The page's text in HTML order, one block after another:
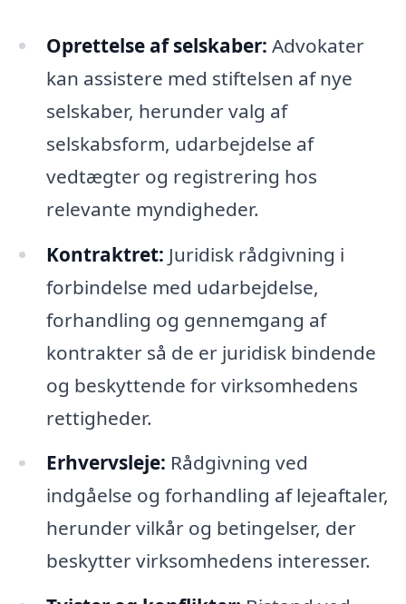
Oprettelse af selskaber: Advokater
kan assistere med stiftelsen af nye
selskaber, herunder valg af
selskabsform, udarbejdelse af
vedtægter og registrering hos
relevante myndigheder.
Kontraktret: Juridisk rådgivning i
forbindelse med udarbejdelse,
forhandling og gennemgang af
kontrakter så de er juridisk bindende
og beskyttende for virksomhedens
rettigheder.
Erhvervsleje: Rådgivning ved
indgåelse og forhandling af lejeaftaler,
herunder vilkår og betingelser, der
beskytter virksomhedens interesser.